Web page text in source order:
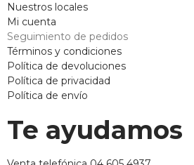
Nuestros locales
Mi cuenta
Seguimiento de pedidos
Términos y condiciones
Política de devoluciones
Política de privacidad
Política de envío
Te ayudamos